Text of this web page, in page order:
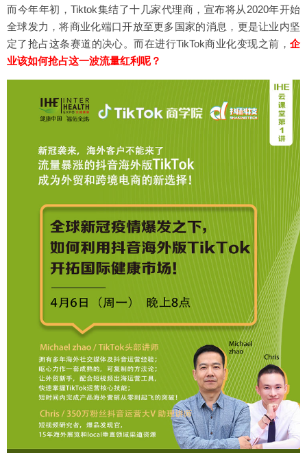
而今年年初，Tiktok集结了十几家代理商，宣布将从2020年开始
全球发力，将商业化端口开放至更多国家的消息，更是让业内坚
定了抢占这条赛道的决心。而在进行TikTok商业化变现之前， 企
业该如何抢占这一波流量红利呢？